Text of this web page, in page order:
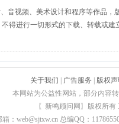
音视频、美术设计和程序等作品，
得进行一切形式的下载、转载或
关于我们 广告服务
版权
本网站为公益性网站，部分内容
〖新鸣顾问网〗版权所
箱：web@sjtxw.cn 总编QQ：